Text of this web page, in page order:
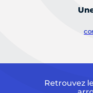
Retrouvez